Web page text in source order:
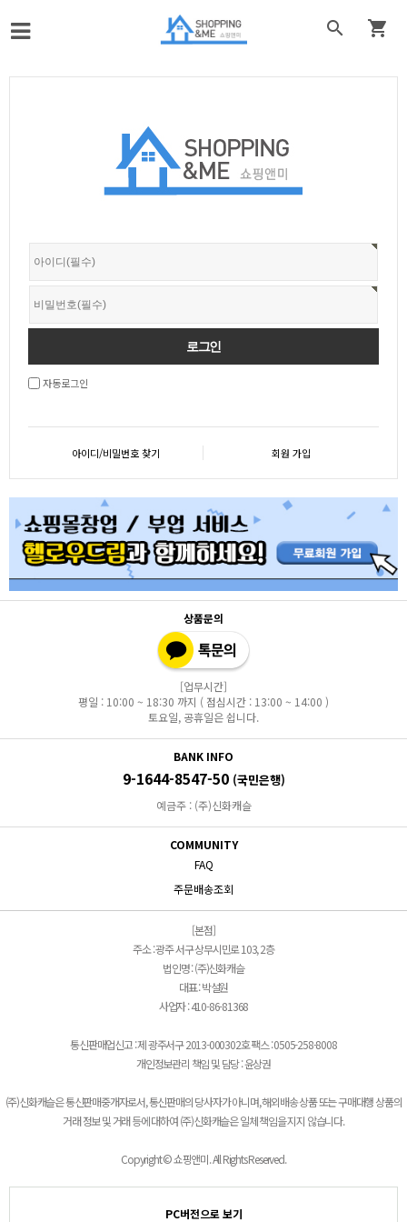
 
자동로그인
아이디/비밀번호 찾기 회원 가입
상품문의
[업무시간]
평일 : 10:00 ~ 18:30 까지 ( 점심시간 : 13:00 ~ 14:00 )
토요일, 공휴일은 쉽니다.
BANK INFO
9-1644-8547-50 (국민은행)
예금주 : (주)신화캐슬
COMMUNITY
FAQ
주문배송조회
[본점]
주소 : 광주 서구 상무시민로 103, 2층
법인명 : (주)신화캐슬
대표 : 박설원
사업자 : 410-86-81368
통신판매업신고 : 제 광주서구 2013-000302호 팩스 : 0505-258-8008
개인정보관리 책임 및 담당 : 윤상권
(주)신화캐슬은 통신판매중개자로서, 통신판매의 당사자가 아니며, 해외배송 상품 또는 구매대행 상품의
거래 정보 및 거래 등에 대하여 (주)신화캐슬은 일체 책임을 지지 않습니다.
Copyright © 쇼핑앤미. All Rights Reserved.
PC버전으로 보기